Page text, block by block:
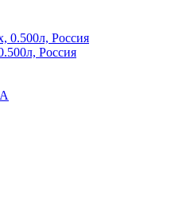
Россия